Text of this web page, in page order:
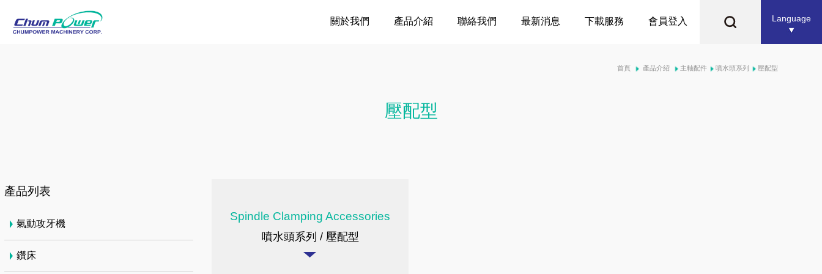
Language
關於我們 產品介紹 聯絡我們 最新消息 下載服務 會員登入
首頁 產品介紹 主軸配件 噴水頭系列 壓配型
壓配型
Spindle Clamping Accessories
噴水頭系列 / 壓配型
產品列表
氣動攻牙機
鑽床